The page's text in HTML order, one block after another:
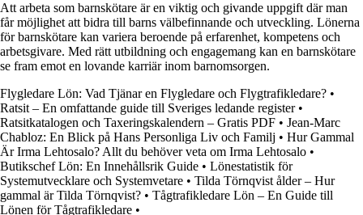
Att arbeta som barnskötare är en viktig och givande uppgift där man
får möjlighet att bidra till barns välbefinnande och utveckling. Lönerna
för barnskötare kan variera beroende på erfarenhet, kompetens och
arbetsgivare. Med rätt utbildning och engagemang kan en barnskötare
se fram emot en lovande karriär inom barnomsorgen.
Flygledare Lön: Vad Tjänar en Flygledare och Flygtrafikledare? •
Ratsit – En omfattande guide till Sveriges ledande register•
Ratsitkatalogen och Taxeringskalendern – Gratis PDF • Jean-Marc
Chabloz: En Blick på Hans Personliga Liv och Familj • Hur Gammal
Är Irma Lehtosalo? Allt du behöver veta om Irma Lehtosalo •
Butikschef Lön: En Innehållsrik Guide • Lönestatistik för
Systemutvecklare och Systemvetare • Tilda Törnqvist ålder – Hur
gammal är Tilda Törnqvist? • Tågtrafikledare Lön – En Guide till
Lönen för Tågtrafikledare •